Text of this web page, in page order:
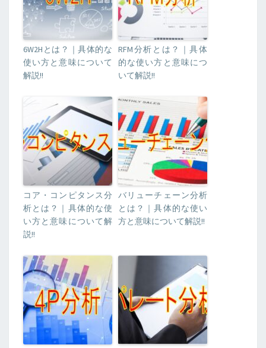
6W2Hとは？｜具体的な
使い方と意味について
解説!!
RFM分析とは？｜具体
的な使い方と意味につ
いて解説!!
コア・コンピタンス分
析とは？｜具体的な使
い方と意味について解
説!!
バリューチェーン分析
とは？｜具体的な使い
方と意味について解説!!